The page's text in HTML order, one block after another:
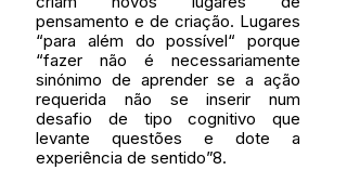
pensamento e de criação. Lugares
“para além do possível“ porque
“fazer não é necessariamente
sinónimo de aprender se a ação
requerida não se inserir num
desafio de tipo cognitivo que
levante questões e dote a
experiência de sentido”8.